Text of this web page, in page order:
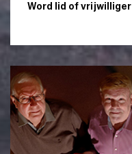
Word lid of vrijwilliger